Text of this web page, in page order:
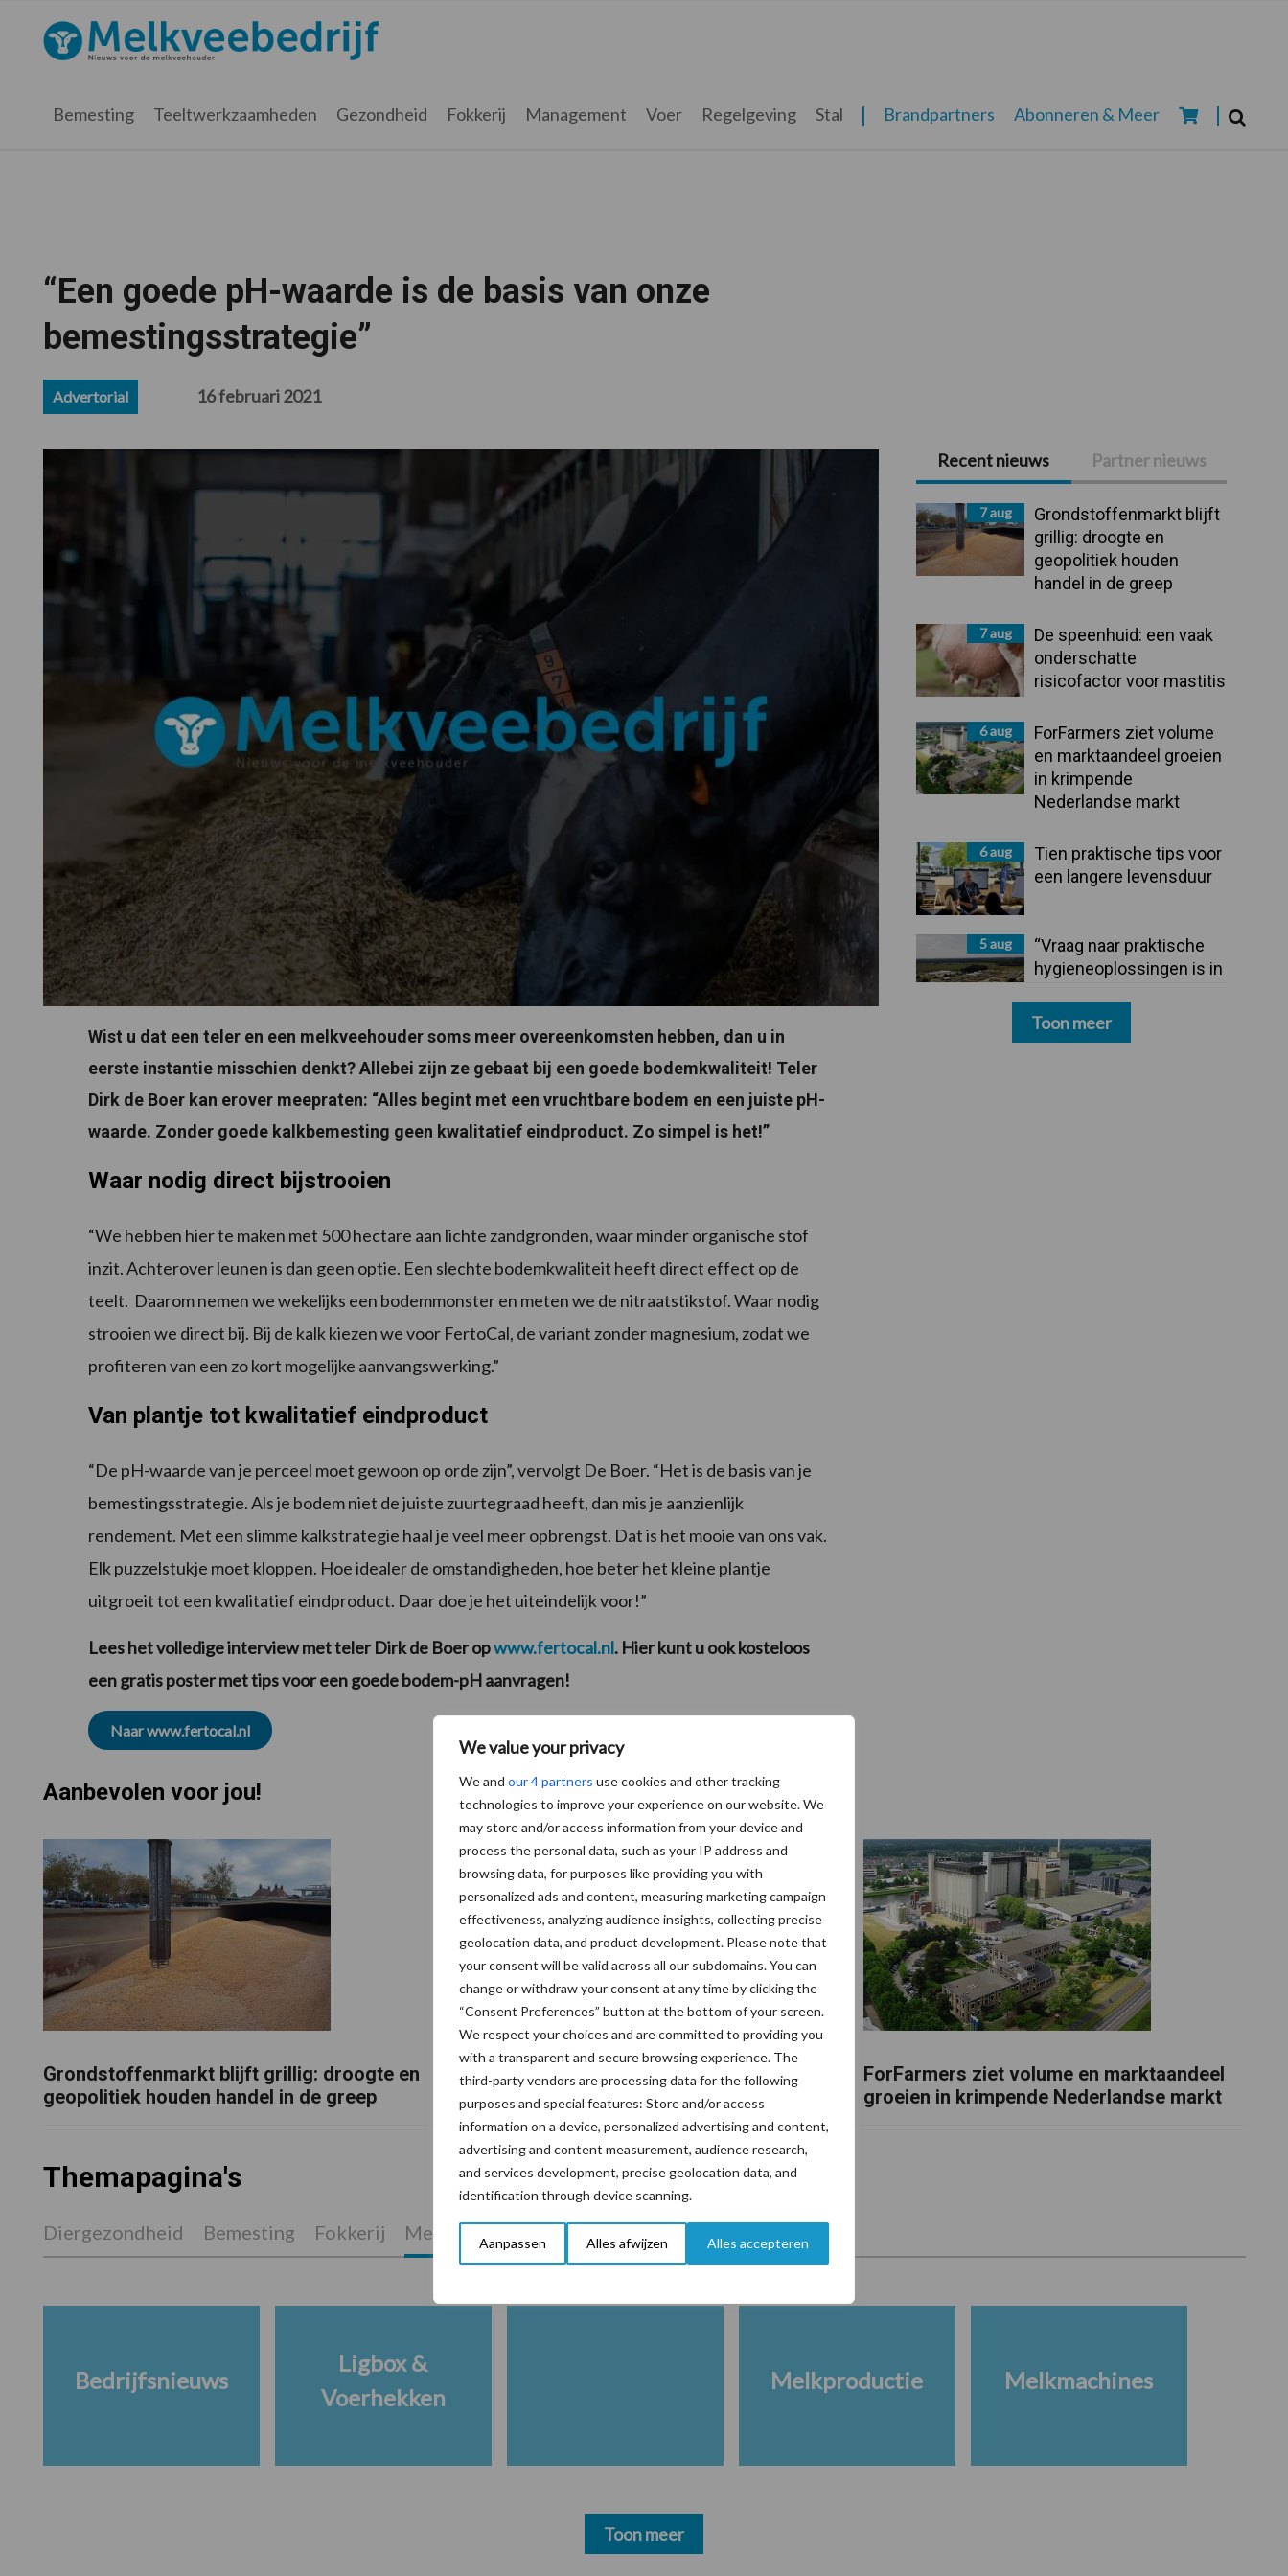
We value your privacy
We and our 4 partners use cookies and other tracking
technologies to improve your experience on our website. We
may store and/or access information from your device and
process the personal data, such as your IP address and
browsing data, for purposes like providing you with
personalized ads and content, measuring marketing campaign
effectiveness, analyzing audience insights, collecting precise
geolocation data, and product development. Please note that
your consent will be valid across all our subdomains. You can
change or withdraw your consent at any time by clicking the
“Consent Preferences” button at the bottom of your screen.
We respect your choices and are committed to providing you
with a transparent and secure browsing experience. The
third-party vendors are processing data for the following
purposes and special features: Store and/or access
information on a device, personalized advertising and content,
advertising and content measurement, audience research,
and services development, precise geolocation data, and
identification through device scanning.
Aanpassen Alles afwijzen Alles accepteren
hoofdnavigatie
hoofd
eerste
voettekst
Melkveebedrijf.nl
Bemesting Teeltwerkzaamheden Gezondheid Fokkerij Management Voer Regelgeving Stal Brandpartners Abonneren & Meer
“Een goede pH-waarde is de basis van onze
bemestingsstrategie”
Advertorial 16 februari 2021
Wist u dat een teler en een melkveehouder soms meer overeenkomsten hebben, dan u in
eerste instantie misschien denkt? Allebei zijn ze gebaat bij een goede bodemkwaliteit! Teler
Dirk de Boer kan erover meepraten: “Alles begint met een vruchtbare bodem en een juiste pH-
waarde. Zonder goede kalkbemesting geen kwalitatief eindproduct. Zo simpel is het!”
Waar nodig direct bijstrooien
“We hebben hier te maken met 500 hectare aan lichte zandgronden, waar minder organische stof
inzit. Achterover leunen is dan geen optie. Een slechte bodemkwaliteit heeft direct effect op de
teelt. Daarom nemen we wekelijks een bodemmonster en meten we de nitraatstikstof. Waar nodig
strooien we direct bij. Bij de kalk kiezen we voor FertoCal, de variant zonder magnesium, zodat we
profiteren van een zo kort mogelijke aanvangswerking.”
Van plantje tot kwalitatief eindproduct
“De pH-waarde van je perceel moet gewoon op orde zijn”, vervolgt De Boer. “Het is de basis van je
bemestingsstrategie. Als je bodem niet de juiste zuurtegraad heeft, dan mis je aanzienlijk
rendement. Met een slimme kalkstrategie haal je veel meer opbrengst. Dat is het mooie van ons vak.
Elk puzzelstukje moet kloppen. Hoe idealer de omstandigheden, hoe beter het kleine plantje
uitgroeit tot een kwalitatief eindproduct. Daar doe je het uiteindelijk voor!”
Lees het volledige interview met teler Dirk de Boer opwww.fertocal.nl. Hier kunt u ook kosteloos
een gratis poster met tips voor een goede bodem-pH aanvragen!
Naar www.fertocal.nl
Primaire
Sidebar
Recent nieuws Partner nieuws
7 aug
Grondstoffenmarkt blijft
grillig: droogte en
geopolitiek houden
handel in de greep
7 aug
De speenhuid: een vaak
onderschatte
risicofactor voor mastitis
6 aug
ForFarmers ziet volume
en marktaandeel groeien
in krimpende
Nederlandse markt
6 aug
Tien praktische tips voor
een langere levensduur
5 aug
“Vraag naar praktische
hygieneoplossingen is in
Toon meer
Aanbevolen voor jou!
Grondstoffenmarkt blijft grillig: droogte en
geopolitiek houden handel in de greep
De speenhuid: een vaak onderschatte
risicofactor voor mastitis
ForFarmers ziet volume en marktaandeel
groeien in krimpende Nederlandse markt
Themapagina's
Diergezondheid Bemesting Fokkerij Melkveebedrijf Veevoer Wet en regelgeving
Bedrijfsnieuws
Ligbox &
Voerhekken
Melkproductie Melkmachines
Toon meer